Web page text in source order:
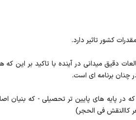
کشور تاثیر دارد.
دقیق میدانی در آینده با تاکید بر این
چنان برنامه ای است.
در پایه های پایین تر تحصیلی - که بنیان
کاالنقش فی الحجر)